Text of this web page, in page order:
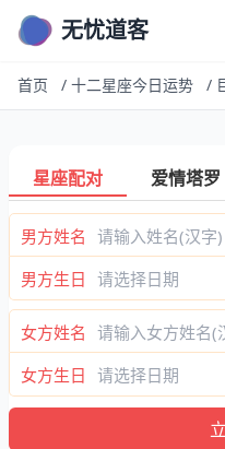
无忧道客
首页 / 十二星座今日运势 /
星座配对 爱情塔罗
男方姓名
男方生日
女方姓名
女方生日